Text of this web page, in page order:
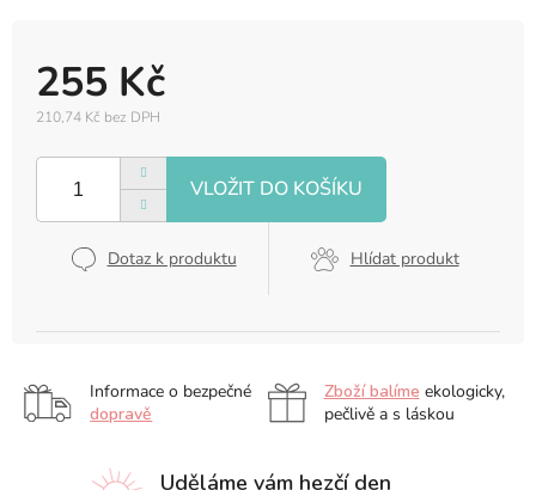
255 Kč
210,74 Kč bez DPH
cena:
Dotaz k produktu Hlídat produkt
Informace o bezpečné
dopravě
Zboží balíme ekologicky,
pečlivě a s láskou
Uděláme vám hezčí den